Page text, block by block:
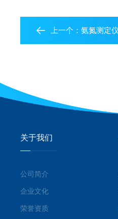
上一个：氨氮测定
关于我们
公司简介
企业文化
荣誉资质